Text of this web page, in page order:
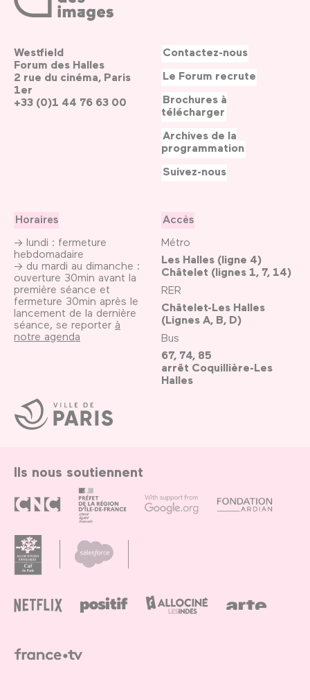
Ville
de
Paris
Westfield
Forum des Halles
2 rue du cinéma, Paris
1er
+33 (0)1 44 76 63 00
Horaires
→ lundi : fermeture
hebdomadaire
→ du mardi au dimanche :
ouverture 30min avant la
première séance et
fermeture 30min après le
lancement de la dernière
séance, se reporter à
notre agenda
Accès
Métro
Les Halles (ligne 4)
Châtelet (lignes 1, 7, 14)
RER
Châtelet-Les Halles
(Lignes A, B, D)
Bus
67, 74, 85
arrêt Coquillière-Les
Halles
Contactez-nous
Le Forum recrute
Brochures à
télécharger
Archives de la
programmation
Suivez-nous
Ils nous soutiennent